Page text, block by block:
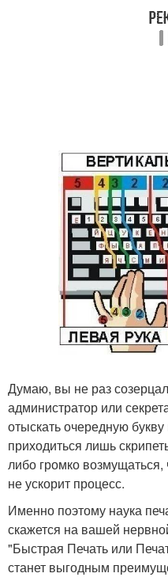
Думаю, вы не раз
администратор или
отыскать очередную
приходиться лишь
либо громко
не ускорит процесс.
Именно поэтому наука
скажется на вашей
"Быстрая Печать или
станет выгодным